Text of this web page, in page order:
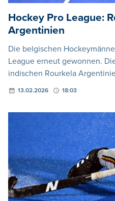
Hockey Pro League:
Argentinien
Die belgischen
League erneut gewonnen.
indischen Rourkela
13.02.2026 18:03